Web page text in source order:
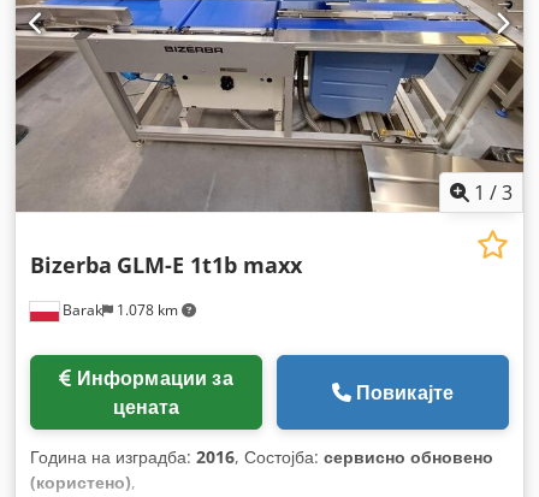
1 /3
Barak 1.078 km
Bizerba GLM-E 1t1b maxx
цената
Повикајте
Година на изградба: 2016, Состојба: сервисно обновено
(користено),